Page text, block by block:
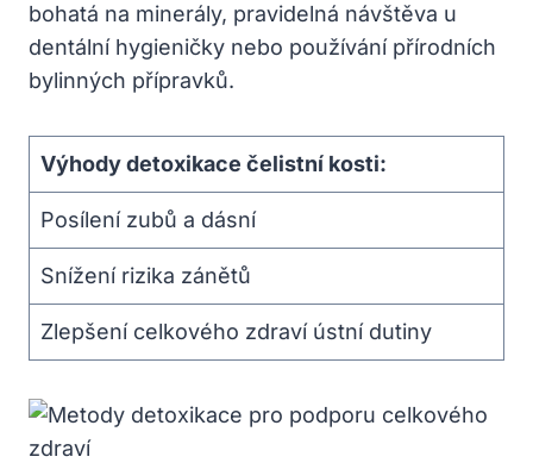
bohatá na minerály, pravidelná návštěva u
dentální hygieničky nebo používání přírodních
bylinných přípravků.
Výhody detoxikace čelistní kosti:
Posílení zubů a dásní
Snížení rizika zánětů
Zlepšení celkového zdraví ústní dutiny